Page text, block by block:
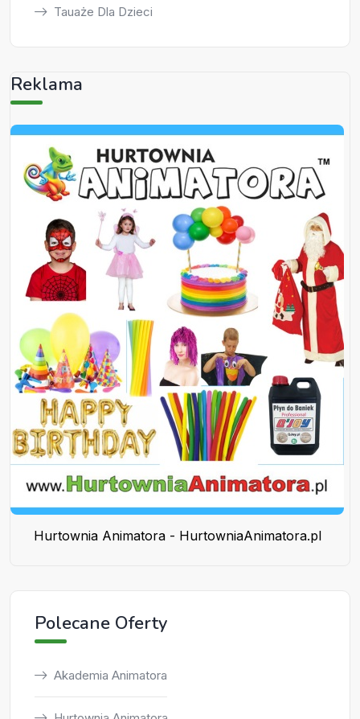
Tauaże Dla Dzieci
Reklama
Hurtownia Animatora - HurtowniaAnimatora.pl
Polecane Oferty
Akademia Animatora